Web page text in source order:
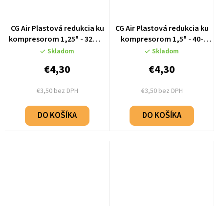
CG Air Plastová redukcia ku
kompresorom 1,25" - 32mm
- AD-1_1-4-M_X_32F
Skladom
€3,50 bez DPH
€4,30
DO KOŠÍKA
CG Air Plastová redukcia ku
kompresorom 1,5" - 40-
50mm - AD-1_1-2-M_X_50-
Skladom
€3,50 bez DPH
€4,30
DO KOŠÍKA